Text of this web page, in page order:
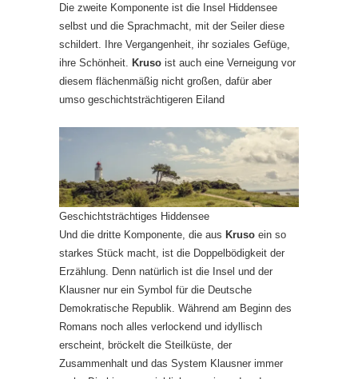
Die zweite Komponente ist die Insel Hiddensee
selbst und die Sprachmacht, mit der Seiler diese
schildert. Ihre Vergangenheit, ihr soziales Gefüge,
ihre Schönheit.
Kruso ist auch eine Verneigung vor
diesem flächenmäßig nicht großen, dafür aber
umso geschichtsträchtigeren Eiland
Geschichtsträchtiges Hiddensee
Und die dritte Komponente, die aus Kruso ein so
starkes Stück macht, ist die Doppelbödigkeit der
Erzählung. Denn natürlich ist die Insel und der
Klausner nur ein Symbol für die Deutsche
Demokratische Republik. Während am Beginn des
Romans noch alles verlockend und idyllisch
erscheint, bröckelt die Steilküste, der
Zusammenhalt und das System Klausner immer